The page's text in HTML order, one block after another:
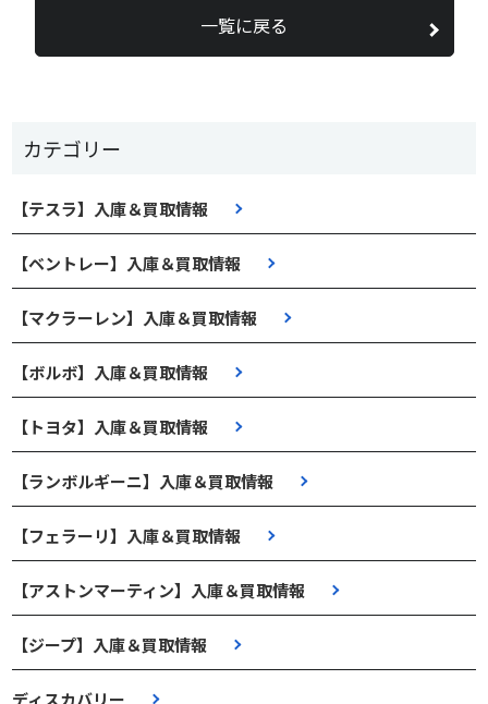
カテゴリー
【テスラ】入庫＆買取情報
【ベントレー】入庫＆買取情報
【マクラーレン】入庫＆買取情報
【ボルボ】入庫＆買取情報
【トヨタ】入庫＆買取情報
【ランボルギーニ】入庫＆買取情報
【フェラーリ】入庫＆買取情報
【アストンマーティン】入庫＆買取情報
【ジープ】入庫＆買取情報
ディスカバリー
一覧に戻る